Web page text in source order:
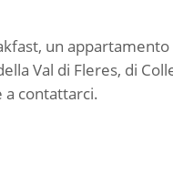
un
Val di Fleres, di
a contattarci.